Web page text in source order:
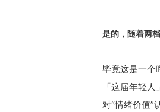
是的，随着两
毕竟这是一个
「这届年轻
对“情绪价值”